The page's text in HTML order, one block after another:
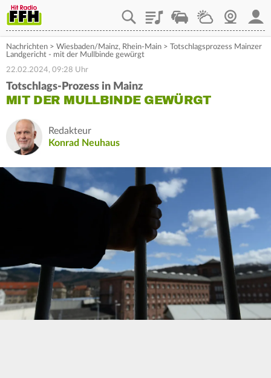
PlaylistStaupilotWetterWebcam
Nachrichten > Wiesbaden/Mainz, Rhein-Main > Totschlagsprozess Mainzer
Landgericht - mit der Mullbinde gewürgt
22.02.2024, 09:28 Uhr
Totschlags-Prozess in Mainz
MIT DER MULLBINDE GEWÜRGT
Redakteur
Konrad Neuhaus